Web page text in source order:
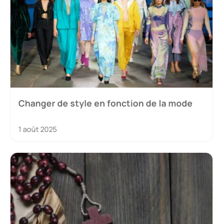
Changer de style en fonction de la mode
1 août 2025